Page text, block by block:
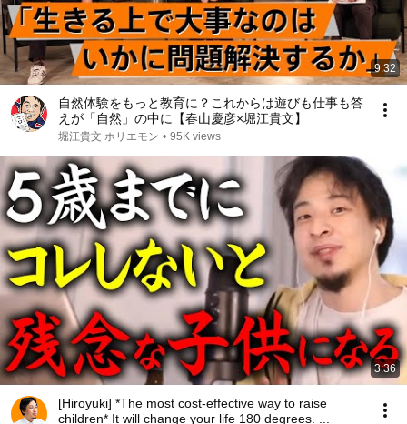
9:32
自然体験をもっと教育に？これからは遊びも仕事も答
えが「自然」の中に【春山慶彦×堀江貴文】
堀江貴文 ホリエモン • 95K views
3:36
[Hiroyuki] *The most cost-effective way to raise
children* It will change your life 180 degrees. ...